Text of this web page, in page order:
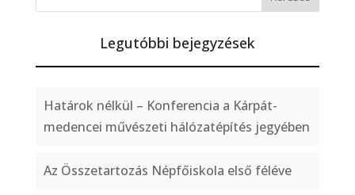
Legutóbbi bejegyzések
Határok nélkül – Konferencia a Kárpát-
medencei művészeti hálózatépítés jegyében
Az Összetartozás Népfőiskola első féléve